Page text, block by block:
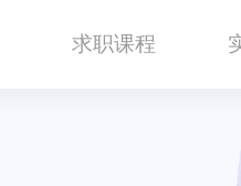
求职课程